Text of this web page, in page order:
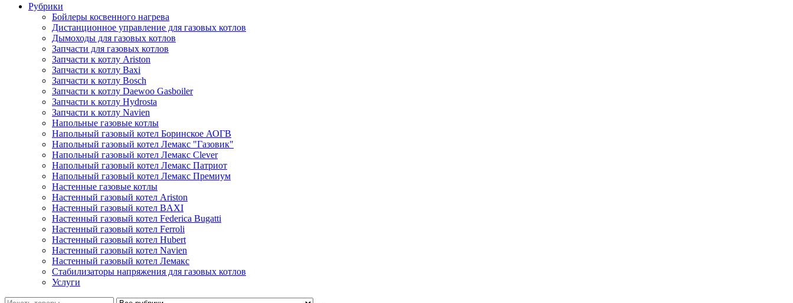
Рубрики
Бойлеры косвенного нагрева
Дистанционное управление для газовых котлов
Дымоходы для газовых котлов
Запчасти для газовых котлов
Запчасти к котлу Ariston
Запчасти к котлу Baxi
Запчасти к котлу Bosch
Запчасти к котлу Daewoo Gasboiler
Запчасти к котлу Hydrosta
Запчасти к котлу Navien
Напольные газовые котлы
Напольный газовый котел Боринское АОГВ
Напольный газовый котел Лемакс "Газовик"
Напольный газовый котел Лемакс Clever
Напольный газовый котел Лемакс Патриот
Напольный газовый котел Лемакс Премиум
Настенные газовые котлы
Настенный газовый котел Ariston
Настенный газовый котел BAXI
Настенный газовый котел Federica Bugatti
Настенный газовый котел Ferroli
Настенный газовый котел Hubert
Настенный газовый котел Navien
Настенный газовый котел Лемакс
Стабилизаторы напряжения для газовых котлов
Услуги